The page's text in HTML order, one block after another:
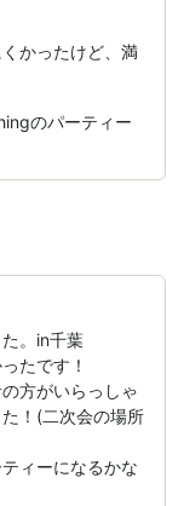
かったけど、満
のパーティー
。in千葉
たです！
方がいらっしゃ
！(二次会の場所
ィーになるかな